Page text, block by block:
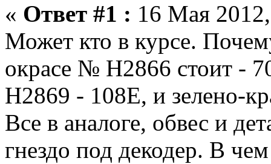
« Ответ #1 : 16 Мая
Может кто в курсе.
окрасе № H2866 стоит -
H2869 - 108Е, и зелено-
Все в аналоге, обвес и
гнездо под декодер. В